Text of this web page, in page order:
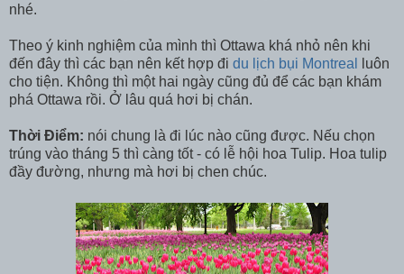
nhé.
Theo ý kinh nghiệm của mình thì Ottawa khá nhỏ nên khi
đến đây thì các bạn nên kết hợp đi du lịch bụi Montreal
luôn
cho tiện. Không thì một hai ngày cũng đủ để các bạn khám
phá Ottawa rồi. Ở lâu quá hơi bị chán.
Thời Điểm: nói chung là đi lúc nào cũng được. Nếu chọn
trúng vào tháng 5 thì càng tốt - có lễ hội hoa Tulip. Hoa tulip
đầy đường, nhưng mà hơi bị chen chúc.